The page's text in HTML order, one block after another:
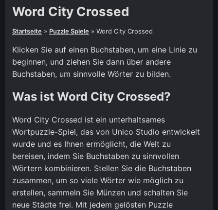
Word City Crossed
Startseite » Puzzle Spiele » Word City Crossed
Klicken Sie auf einen Buchstaben, um eine Linie zu
beginnen, und ziehen Sie dann über andere
Buchstaben, um sinnvolle Wörter zu bilden.
Was ist Word City Crossed?
Word City Crossed ist ein unterhaltsames
Wortpuzzle-Spiel, das von Unico Studio entwickelt
wurde und es Ihnen ermöglicht, die Welt zu
bereisen, indem Sie Buchstaben zu sinnvollen
Wörtern kombinieren. Stellen Sie die Buchstaben
zusammen, um so viele Wörter wie möglich zu
erstellen, sammeln Sie Münzen und schalten Sie
neue Städte frei. Mit jedem gelösten Puzzle